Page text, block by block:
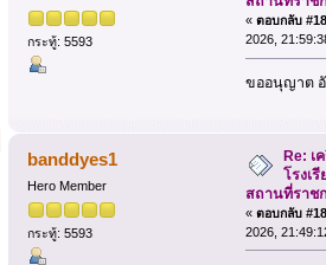
กระทู้: 5593
« ตอบกลับ
2026,
ขออนุญาต
banddyes1
Hero Member
กระทู้: 5593
Re: เ
โรงเ
สถานที่ราช
« ตอบกลับ
2026,